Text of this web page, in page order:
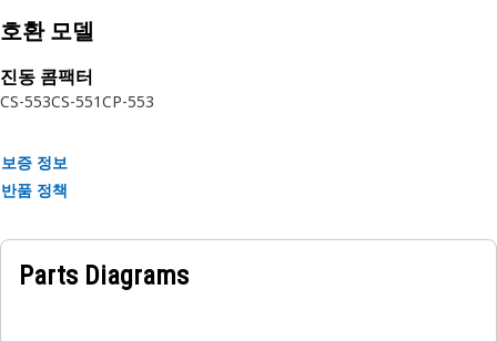
호환 모델
진동 콤팩터
CS-553CS-551CP-553
보증 정보
반품 정책
Parts Diagrams